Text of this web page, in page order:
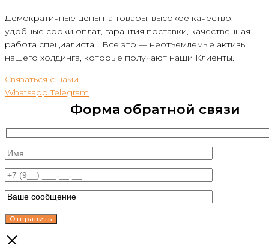
Демократичные цены на товары, высокое качество,
удобные сроки оплат, гарантия поставки, качественная
работа специалиста… Все это — неотъемлемые активы
нашего холдинга, которые получают наши Клиенты.
Связаться с нами
Whatsapp Telegram
Форма обратной связи